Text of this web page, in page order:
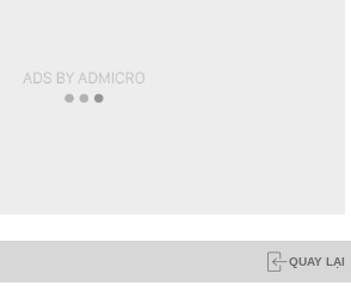
QUAY LẠI